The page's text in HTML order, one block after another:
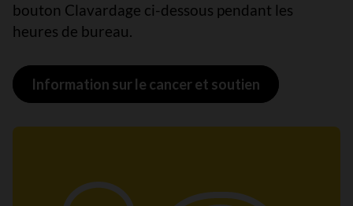
bouton Clavardage ci-dessous pendant les
heures de bureau.
Information sur le cancer et soutien